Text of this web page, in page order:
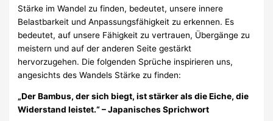
Stärke im Wandel zu finden, bedeutet, unsere innere
Belastbarkeit und Anpassungsfähigkeit zu erkennen. Es
bedeutet, auf unsere Fähigkeit zu vertrauen, Übergänge zu
meistern und auf der anderen Seite gestärkt
hervorzugehen. Die folgenden Sprüche inspirieren uns,
angesichts des Wandels Stärke zu finden:
„Der Bambus, der sich biegt, ist stärker als die Eiche, die
Widerstand leistet.“ – Japanisches Sprichwort